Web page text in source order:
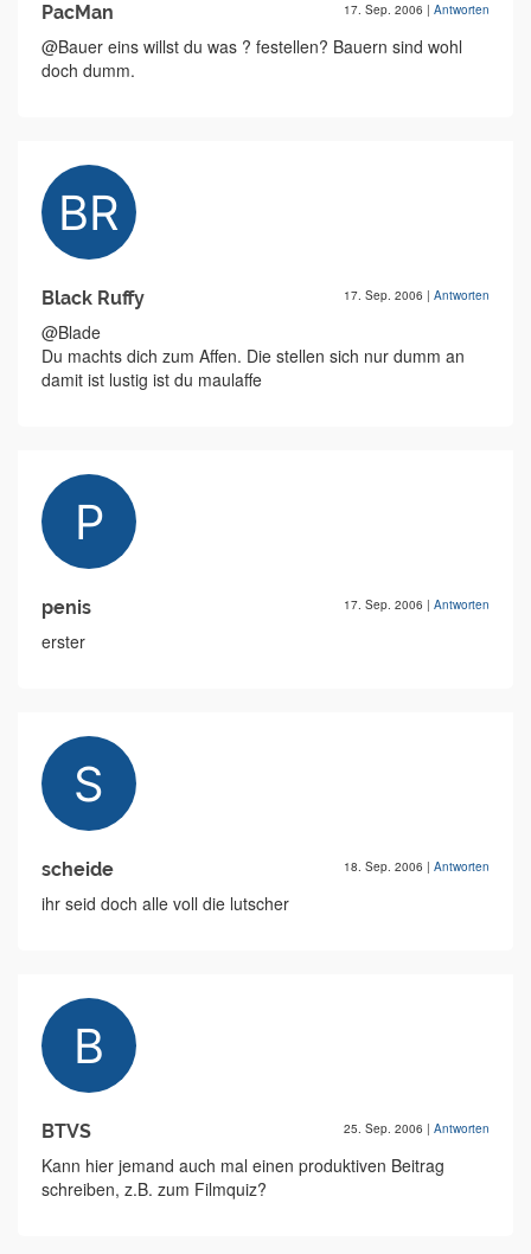
PacMan 17. Sep. 2006 | Antworten
@Bauer eins willst du was ? festellen? Bauern sind wohl
doch dumm.
Black Ruffy 17. Sep. 2006 | Antworten
@Blade
Du machts dich zum Affen. Die stellen sich nur dumm an
damit ist lustig ist du maulaffe
penis 17. Sep. 2006 | Antworten
erster
scheide 18. Sep. 2006 | Antworten
ihr seid doch alle voll die lutscher
BTVS 25. Sep. 2006 | Antworten
Kann hier jemand auch mal einen produktiven Beitrag
schreiben, z.B. zum Filmquiz?